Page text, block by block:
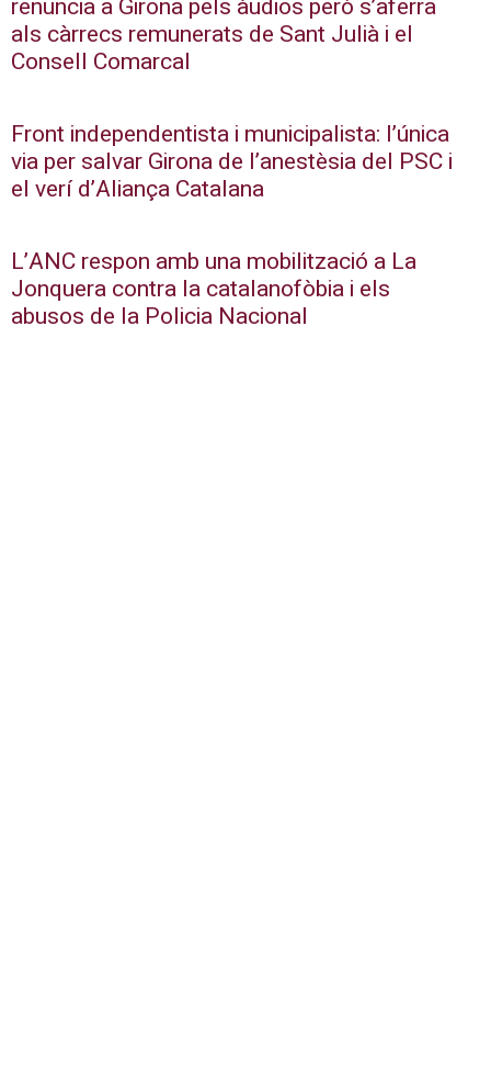
renuncia a Girona pels àudios però s’aferra
als càrrecs remunerats de Sant Julià i el
Consell Comarcal
Front independentista i municipalista: l’única
via per salvar Girona de l’anestèsia del PSC i
el verí d’Aliança Catalana
L’ANC respon amb una mobilització a La
Jonquera contra la catalanofòbia i els
abusos de la Policia Nacional